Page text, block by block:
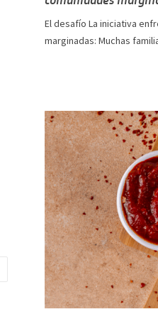
El desafío La iniciativa
marginadas: Muchas